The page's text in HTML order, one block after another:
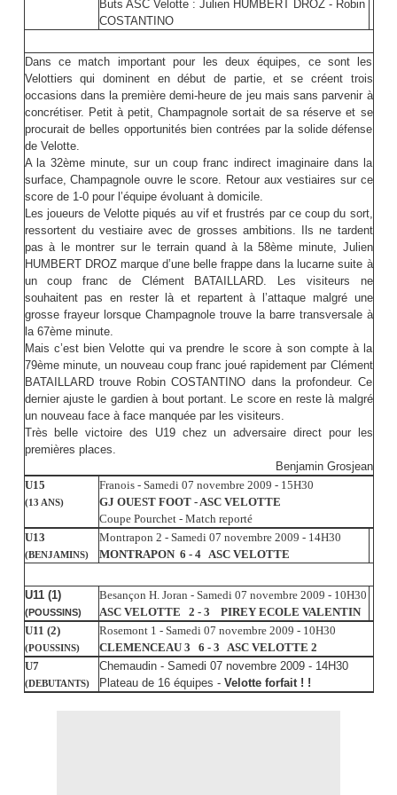
Buts ASC Velotte : Julien HUMBERT DROZ - Robin
COSTANTINO
Dans ce match important pour les deux équipes, ce sont les
Velottiers qui dominent en début de partie, et se créent trois
occasions dans la première demi-heure de jeu mais sans parvenir à
concrétiser. Petit à petit, Champagnole sortait de sa réserve et se
procurait de belles opportunités bien contrées par la solide défense
de Velotte.
A la 32ème minute, sur un coup franc indirect imaginaire dans la
surface, Champagnole ouvre le score. Retour aux vestiaires sur ce
score de 1-0 pour l’équipe évoluant à domicile.
Les joueurs de Velotte piqués au vif et frustrés par ce coup du sort,
ressortent du vestiaire avec de grosses ambitions. Ils ne tardent
pas à le montrer sur le terrain quand à la 58ème minute, Julien
HUMBERT DROZ marque d’une belle frappe dans la lucarne suite à
un coup franc de Clément BATAILLARD. Les visiteurs ne
souhaitent pas en rester là et repartent à l’attaque malgré une
grosse frayeur lorsque Champagnole trouve la barre transversale à
la 67ème minute.
Mais c’est bien Velotte qui va prendre le score à son compte à la
79ème minute, un nouveau coup franc joué rapidement par Clément
BATAILLARD trouve Robin COSTANTINO dans la profondeur. Ce
dernier ajuste le gardien à bout portant. Le score en reste là malgré
un nouveau face à face manquée par les visiteurs.
Très belle victoire des U19 chez un adversaire direct pour les
premières places.
Benjamin Grosjean
U15
(13 ANS)
Franois - Samedi 07 novembre 2009 - 15H30
GJ OUEST FOOT - ASC VELOTTE
Coupe Pourchet - Match reporté
U13
(BENJAMINS)
Montrapon 2 - Samedi 07 novembre 2009 - 14H30
MONTRAPON 6 - 4 ASC VELOTTE
U11 (1)
(POUSSINS)
Besançon H. Joran - Samedi 07 novembre 2009 - 10H30
ASC VELOTTE 2 - 3 PIREY ECOLE VALENTIN
U11 (2)
(POUSSINS)
Rosemont 1 - Samedi 07 novembre 2009 - 10H30
CLEMENCEAU 3 6 - 3 ASC VELOTTE 2
U7
(DEBUTANTS)
Chemaudin - Samedi 07 novembre 2009 - 14H30
Plateau de 16 équipes - Velotte forfait ! !